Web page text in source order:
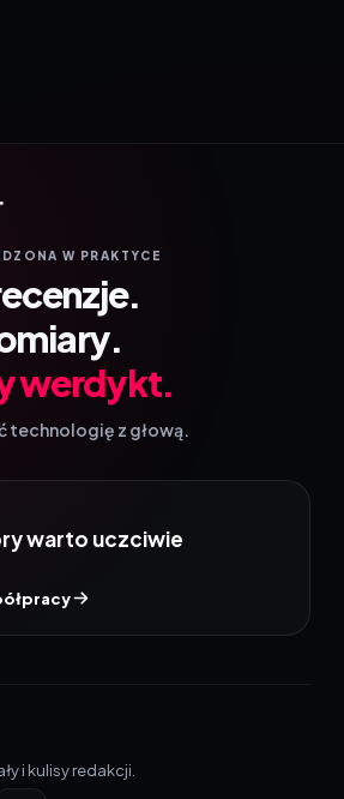
W PRAKTYCE
werdykt.
technologię z głową.
warto uczciwie
i kulisy redakcji.